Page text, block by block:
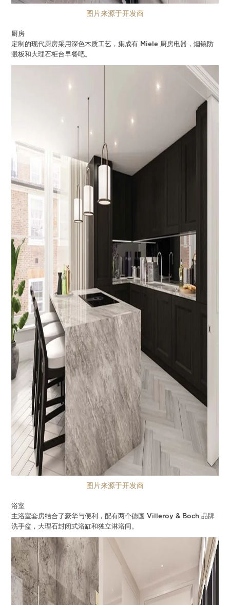
图片来源于开发商
厨房
定制的现代厨房采用深色木质工艺，集成有 Miele 厨房电器，烟镜防
溅板和大理石柜台早餐吧。
图片来源于开发商
浴室
主浴室套房结合了豪华与便利，配有两个德国 Villeroy & Boch 品牌
洗手盆，大理石封闭式浴缸和独立淋浴间。